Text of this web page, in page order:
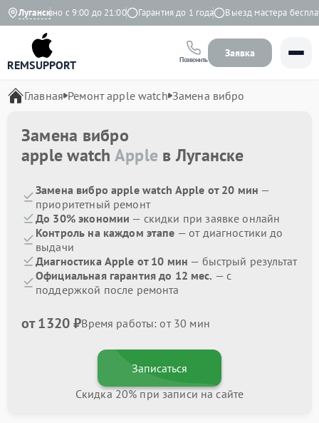
Луганск
Ежедневно с 9:00 до 21:00 Гарантия до 1 года Выезд мастера
REMSUPPORT Позвонить
Заявка
Главная Ремонт apple watch Замена вибро
Замена вибро
apple watch Apple в Луганске
Замена вибро apple watch Apple от 20 мин —
приоритетный ремонт
До 30% экономии — скидки при заявке онлайн
Контроль на каждом этапе — от диагностики до
выдачи
Диагностика Apple от 10 мин — быстрый результат
Официальная гарантия до 12 мес. — с
поддержкой после ремонта
от 1320 ₽Время работы: от 30 мин
Записаться
Скидка 20% при записи на сайте